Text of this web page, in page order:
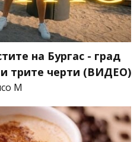
на Бургас - град
трите черти (ВИДЕО)
М